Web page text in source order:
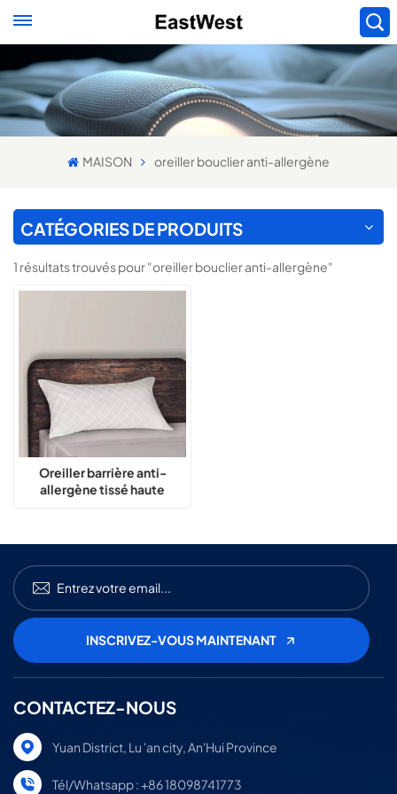
MAISON oreiller bouclier anti-allergène
CATÉGORIES DE PRODUITS
1 résultats trouvés pour "oreiller bouclier anti-allergène"
Oreiller barrière anti-
allergène tissé haute
CONTACTEZ-NOUS
Yuan District, Lu 'an city, An'Hui Province
Tél/Whatsapp : +86 18098741773